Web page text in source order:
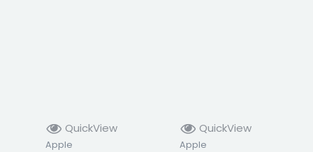
QuickView
Apple
QuickView
Apple